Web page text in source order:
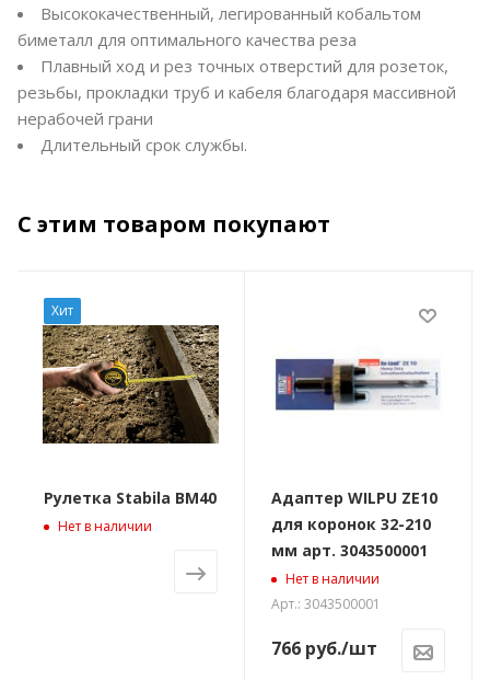
Высококачественный, легированный кобальтом
биметалл для оптимального качества реза
Плавный ход и рез точных отверстий для розеток,
резьбы, прокладки труб и кабеля благодаря массивной
нерабочей грани
Длительный срок службы.
С этим товаром покупают
Хит
Рулетка Stabila BM40
Нет в наличии
Адаптер WILPU ZE10
для коронок 32-210
мм арт. 3043500001
Нет в наличии
Арт.: 3043500001
766 руб./шт